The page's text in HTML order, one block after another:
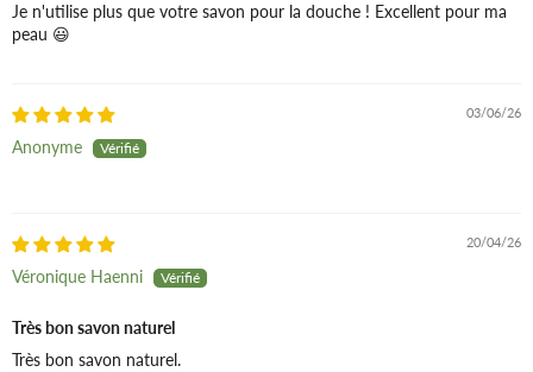
authentique savon de
huiles
cuisson en
Je n'utilise plus que votre savon pour la douche ! Excellent pour ma
peau 😃
03/06/26
Anonyme
20/04/26
Véronique Haenni
Très bon savon naturel
Très bon savon naturel.